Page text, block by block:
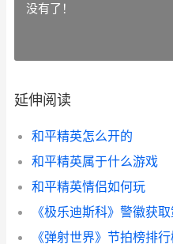
没有了！
延伸阅读
和平精英怎么开的
和平精英属于什么游戏
和平精英情侣如何玩